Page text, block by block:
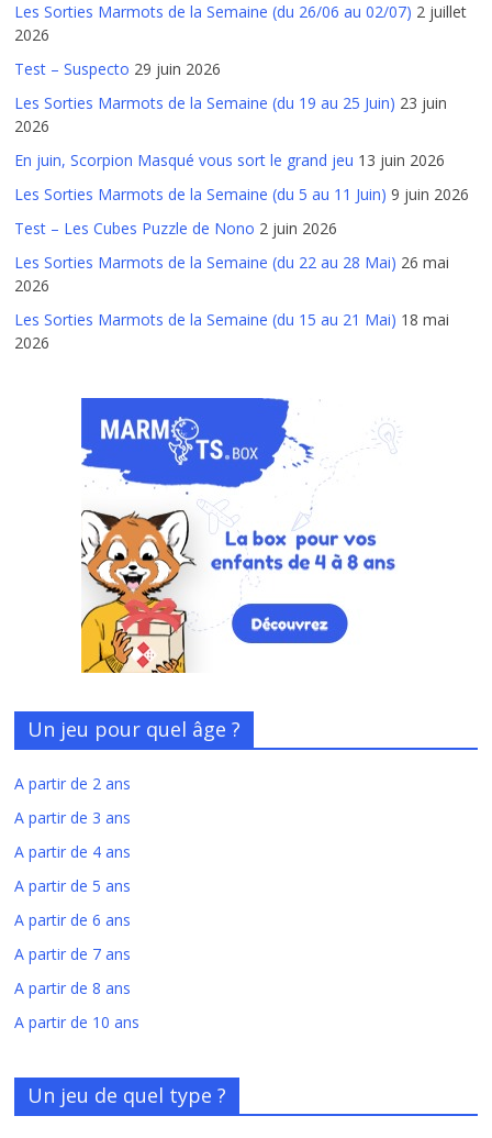
Les Sorties Marmots de la Semaine (du 26/06 au 02/07) 2 juillet
2026
Test – Suspecto 29 juin 2026
Les Sorties Marmots de la Semaine (du 19 au 25 Juin) 23 juin
2026
En juin, Scorpion Masqué vous sort le grand jeu 13 juin 2026
Les Sorties Marmots de la Semaine (du 5 au 11 Juin) 9 juin 2026
Test – Les Cubes Puzzle de Nono 2 juin 2026
Les Sorties Marmots de la Semaine (du 22 au 28 Mai) 26 mai
2026
Les Sorties Marmots de la Semaine (du 15 au 21 Mai) 18 mai
2026
Un jeu pour quel âge ?
A partir de 2 ans
A partir de 3 ans
A partir de 4 ans
A partir de 5 ans
A partir de 6 ans
A partir de 7 ans
A partir de 8 ans
A partir de 10 ans
Un jeu de quel type ?